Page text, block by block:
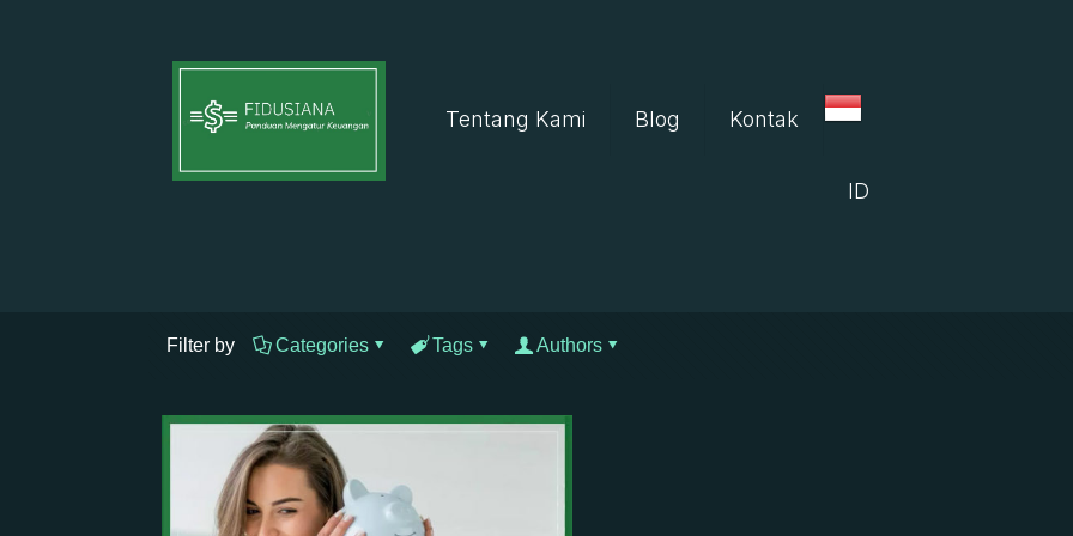
Tentang Kami Blog Kontak
ID
Filter by Categories Tags Authors